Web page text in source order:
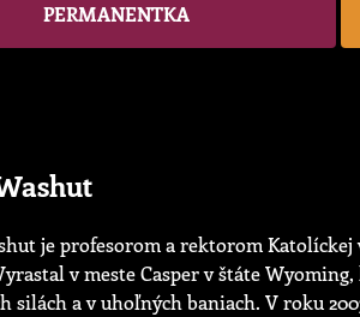
PERMANENTKA
je profesorom a rektorom
v meste Casper v štáte
silách a v uhoľných baniach. V roku